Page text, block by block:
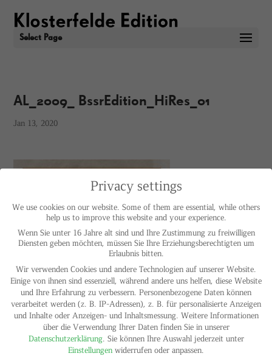
Select Page
AL_2009_ BssrEdition_HiRes_01
Jan 13, 2020
Privacy settings
We use cookies on our website. Some of them are essential, while others
help us to improve this website and your experience.
Wenn Sie unter 16 Jahre alt sind und Ihre Zustimmung zu freiwilligen
Diensten geben möchten, müssen Sie Ihre Erziehungsberechtigten um
Erlaubnis bitten.
Wir verwenden Cookies und andere Technologien auf unserer Website.
Einige von ihnen sind essenziell, während andere uns helfen, diese Website
und Ihre Erfahrung zu verbessern. Personenbezogene Daten können
verarbeitet werden (z. B. IP-Adressen), z. B. für personalisierte Anzeigen
und Inhalte oder Anzeigen- und Inhaltsmessung. Weitere Informationen
über die Verwendung Ihrer Daten finden Sie in unserer
Datenschutzerklärung. Sie können Ihre Auswahl jederzeit unter
Einstellungen widerrufen oder anpassen.